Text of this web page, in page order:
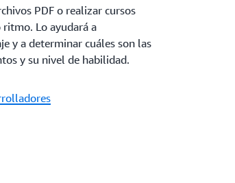
PDF o realizar cursos
Lo ayudará a
y a determinar cuáles son las
y su nivel de habilidad.